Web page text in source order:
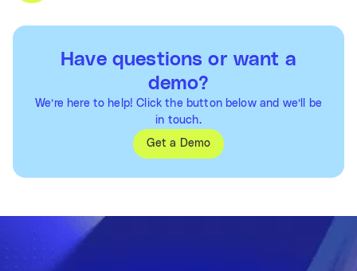
Have questions or want a
demo?
We’re here to help! Click the button below and we’ll be
in touch.
Get a Demo